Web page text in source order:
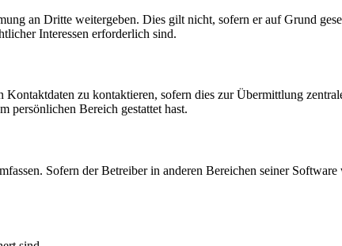
an Dritte weitergeben. Dies gilt nicht, sofern er auf Grund
Interessen erforderlich sind.
Kontaktdaten zu kontaktieren, sofern dies zur Übermittlung
persönlichen Bereich gestattet hast.
Sofern der Betreiber in anderen Bereichen seiner